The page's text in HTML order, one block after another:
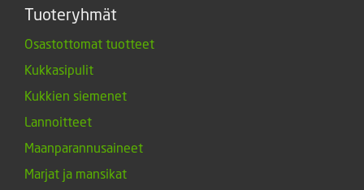
Tuoteryhmät
Osastottomat tuotteet
Kukkasipulit
Kukkien siemenet
Lannoitteet
Maanparannusaineet
Marjat ja mansikat